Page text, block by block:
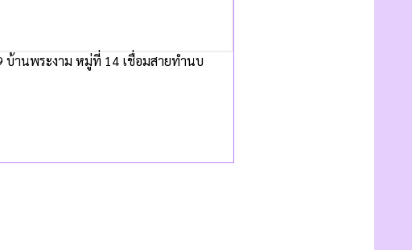
บ้านพระงาม หมู่ที่ 14 เชื่อมสายทำนบ